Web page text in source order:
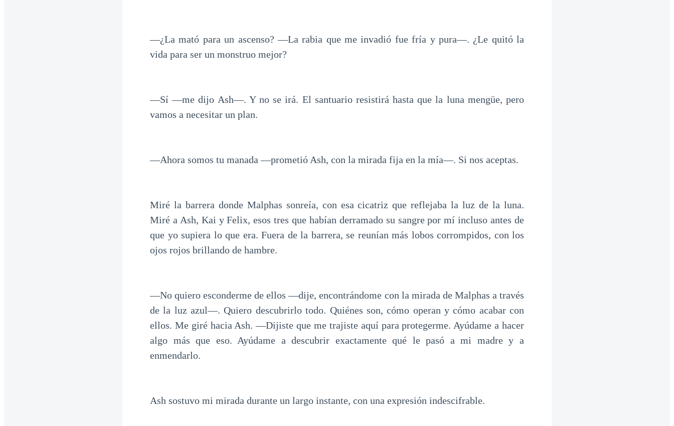
—¿La mató para un ascenso? —La rabia que me invadió fue fría y pura—. ¿Le quitó la
vida para ser un monstruo mejor?
—Sí —me dijo Ash—. Y no se irá. El santuario resistirá hasta que la luna mengüe, pero
vamos a necesitar un plan.
—Ahora somos tu manada —prometió Ash, con la mirada fija en la mía—. Si nos aceptas.
Miré la barrera donde Malphas sonreía, con esa cicatriz que reflejaba la luz de la luna.
Miré a Ash, Kai y Felix, esos tres que habían derramado su sangre por mí incluso antes de
que yo supiera lo que era. Fuera de la barrera, se reunían más lobos corrompidos, con los
ojos rojos brillando de hambre.
—No quiero esconderme de ellos —dije, encontrándome con la mirada de Malphas a través
de la luz azul—. Quiero descubrirlo todo. Quiénes son, cómo operan y cómo acabar con
ellos. Me giré hacia Ash. —Dijiste que me trajiste aquí para protegerme. Ayúdame a hacer
algo más que eso. Ayúdame a descubrir exactamente qué le pasó a mi madre y a
enmendarlo.
Ash sostuvo mi mirada durante un largo instante, con una expresión indescifrable.